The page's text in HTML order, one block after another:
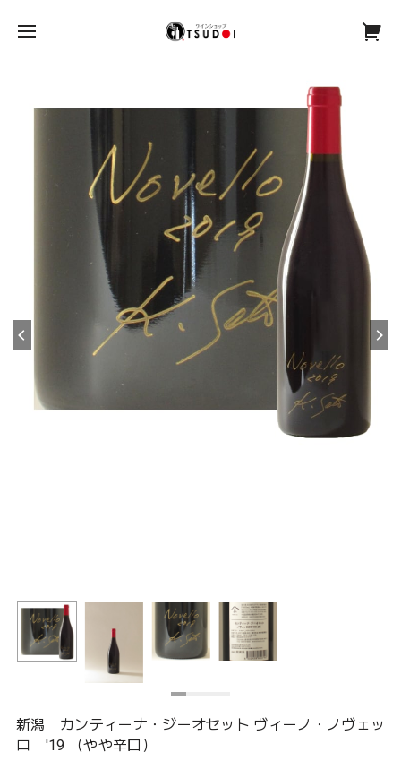
新潟 カンティーナ・ジーオセット ヴィーノ・ノヴェッ
ロ '19 （やや辛口）